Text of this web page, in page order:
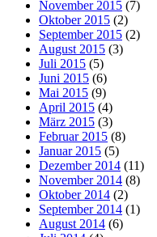
November 2015 (7)
Oktober 2015 (2)
September 2015 (2)
August 2015 (3)
Juli 2015 (5)
Juni 2015 (6)
Mai 2015 (9)
April 2015 (4)
März 2015 (3)
Februar 2015 (8)
Januar 2015 (5)
Dezember 2014 (11)
November 2014 (8)
Oktober 2014 (2)
September 2014 (1)
August 2014 (6)